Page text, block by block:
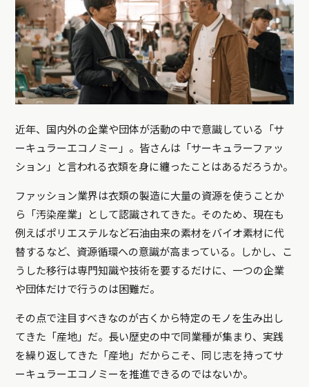
近年、国内外の企業や団体が活動の中で意識している「サ
ーキュラーエコノミー」。皆さんは「サーキュラーファッ
ション」と言われる衣類を身に纏ったことはあるだろうか。
ファッション業界は衣類の製造に大量の資源を使うことか
ら「汚染産業」として認識されてきた。そのため、現在も
例えばポリエステルなど石油由来の素材をバイオ素材に代
替するなど、資源循環への意識が高まっている。しかし、こ
うした移行は専門知識や技術を要するだけに、一つの企業
や団体だけで行うのは困難だ。
その点で注目すべきなのが古くから特定のモノを生み出し
てきた「産地」だ。長い歴史の中で同業種が集まり、実践
を繰り返してきた「産地」だからこそ、同じ志を持ってサ
ーキュラーエコノミーを推進できるのではないか。